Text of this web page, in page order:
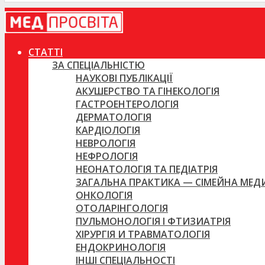
СТАТТІ
ЗА СПЕЦІАЛЬНІСТЮ
НАУКОВІ ПУБЛІКАЦІЇ
АКУШЕРСТВО ТА ГІНЕКОЛОГІЯ
ГАСТРОЕНТЕРОЛОГІЯ
ДЕРМАТОЛОГІЯ
КАРДІОЛОГІЯ
НЕВРОЛОГІЯ
НЕФРОЛОГІЯ
НЕОНАТОЛОГІЯ ТА ПЕДІАТРІЯ
ЗАГАЛЬНА ПРАКТИКА — СІМЕЙНА
ОНКОЛОГІЯ
ОТОЛАРІНГОЛОГІЯ
ПУЛЬМОНОЛОГІЯ І ФТИЗИАТРІЯ
ХІРУРГІЯ И ТРАВМАТОЛОГІЯ
ЕНДОКРИНОЛОГІЯ
ІНШІ СПЕЦІАЛЬНОСТІ